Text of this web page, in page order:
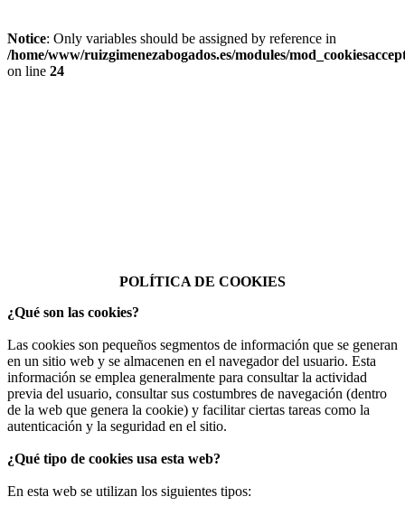
Notice: Only variables should be assigned by reference in
/home/www/ruizgimenezabogados.es/modules/
on line 24
POLÍTICA DE COOKIES
¿Qué son las cookies?
Las cookies son pequeños segmentos de información que se generan
en un sitio web y se almacenen en el navegador del usuario. Esta
información se emplea generalmente para consultar la actividad
previa del usuario, consultar sus costumbres de navegación (dentro
de la web que genera la cookie) y facilitar ciertas tareas como la
autenticación y la seguridad en el sitio.
¿Qué tipo de cookies usa esta web?
En esta web se utilizan los siguientes tipos: